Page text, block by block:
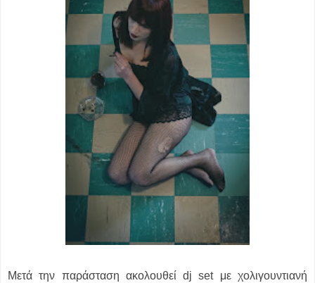
Μετά την παράσταση ακολουθεί dj set με χολιγουντιανή